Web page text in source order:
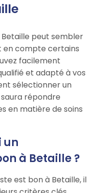
peut sembler
en compte certains
facilement
et adapté à vos
sélectionner un
répondre
en matière de soins
un
à Betaille ?
est bon à Betaille, il